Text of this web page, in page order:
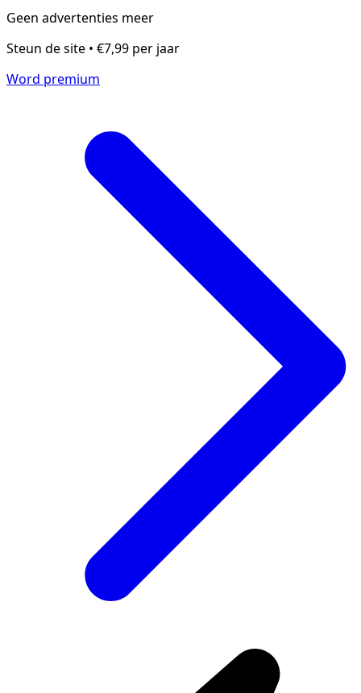
Geen advertenties meer
Steun de site • €7,99 per jaar
Word premium